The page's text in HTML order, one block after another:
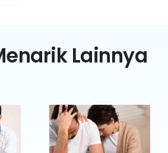
Lainnya